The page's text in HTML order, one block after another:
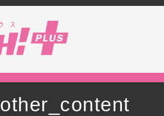
other_content